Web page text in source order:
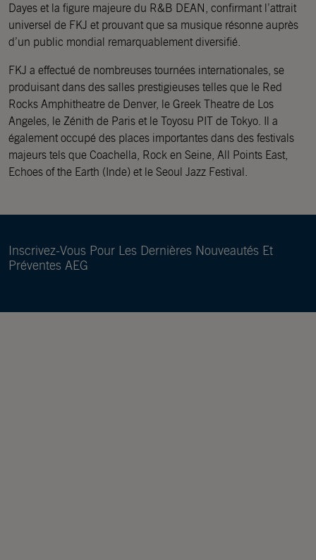
Dayes et la figure majeure du R&B DEAN, confirmant l’attrait
universel de FKJ et prouvant que sa musique résonne auprès
d’un public mondial remarquablement diversifié.
FKJ a effectué de nombreuses tournées internationales, se
produisant dans des salles prestigieuses telles que le Red
Rocks Amphitheatre de Denver, le Greek Theatre de Los
Angeles, le Zénith de Paris et le Toyosu PIT de Tokyo. Il a
également occupé des places importantes dans des festivals
majeurs tels que Coachella, Rock en Seine, All Points East,
Echoes of the Earth (Inde) et le Seoul Jazz Festival.
Inscrivez-Vous Pour Les Dernières Nouveautés Et
Préventes AEG